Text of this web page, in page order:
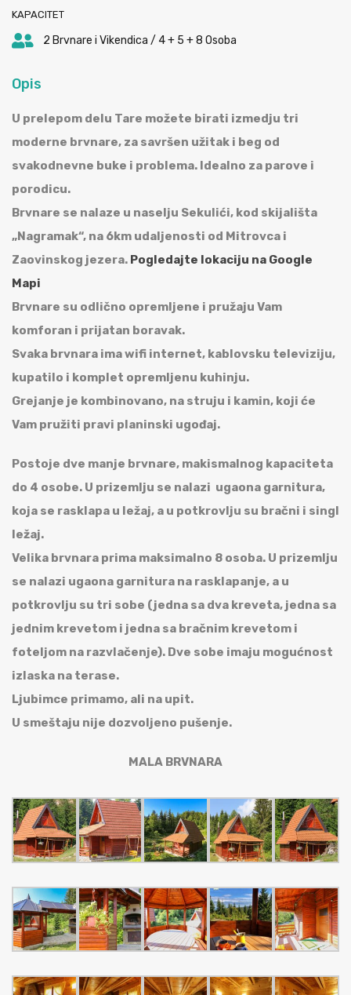
KAPACITET
2 Brvnare i Vikendica / 4 + 5 + 8 Osoba
Opis
U prelepom delu Tare možete birati izmedju tri
moderne brvnare, za savršen užitak i beg od
svakodnevne buke i problema. Idealno za parove i
porodicu.
Brvnare se nalaze u naselju Sekulići, kod skijališta
„Nagramak“, na 6km udaljenosti od Mitrovca i
Zaovinskog jezera. Pogledajte lokaciju na Google
Mapi
Brvnare su odlično opremljene i pružaju Vam
komforan i prijatan boravak.
Svaka brvnara ima wifi internet, kablovsku televiziju,
kupatilo i komplet opremljenu kuhinju.
Grejanje je kombinovano, na struju i kamin, koji će
Vam pružiti pravi planinski ugođaj.
Postoje dve manje brvnare, makismalnog kapaciteta
do 4 osobe. U prizemlju se nalazi ugaona garnitura,
koja se rasklapa u ležaj, a u potkrovlju su bračni i singl
ležaj.
Velika brvnara prima maksimalno 8 osoba. U prizemlju
se nalazi ugaona garnitura na rasklapanje, a u
potkrovlju su tri sobe (jedna sa dva kreveta, jedna sa
jednim krevetom i jedna sa bračnim krevetom i
foteljom na razvlačenje). Dve sobe imaju mogućnost
izlaska na terase.
Ljubimce primamo, ali na upit.
U smeštaju nije dozvoljeno pušenje.
MALA BRVNARA